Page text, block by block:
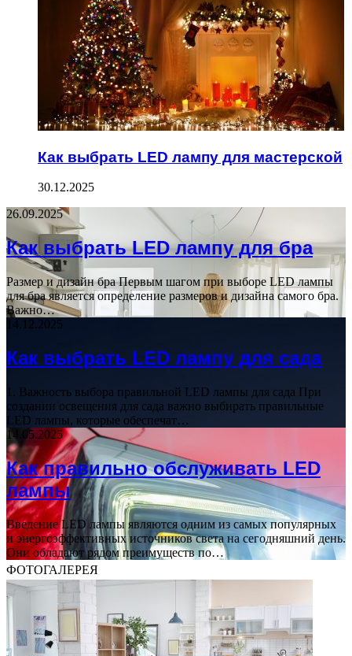
Как выбрать LED лампу для мастерской
30.12.2025
26.09.2025
Как выбрать LED лампу для бра
Размер и дизайн бра Первым шагом при выборе LED лампы
для бра является определение размеров и дизайна самого бра.
Важно…
14.12.2025
Как выбрать LED лампу для сада
1. Важность выбора правильной LED лампы для сада При
создании освещения для сада важно выбирать правильные
LED лампы, которые обеспечат…
14.05.2025
Как правильно обслуживать LED
лампы
Введение LED лампы являются одним из самых популярных
и энергоэффективных источников света на сегодняшний день.
Они обладают рядом преимуществ по…
ФОТОГАЛЕРЕЯ